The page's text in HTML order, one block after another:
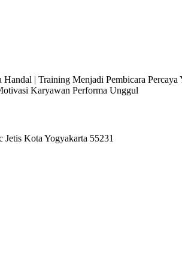
| Training Menjadi Pembicara
Karyawan Performa Unggul
Kota Yogyakarta 55231